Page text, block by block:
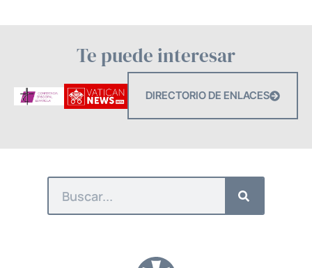
Te puede interesar
DIRECTORIO DE ENLACES